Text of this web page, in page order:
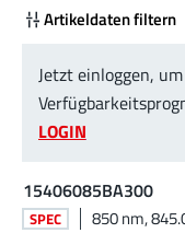
Artikeldaten filtern
Jetzt einloggen,
LOGIN
15406085BA300
SPEC 850 nm,